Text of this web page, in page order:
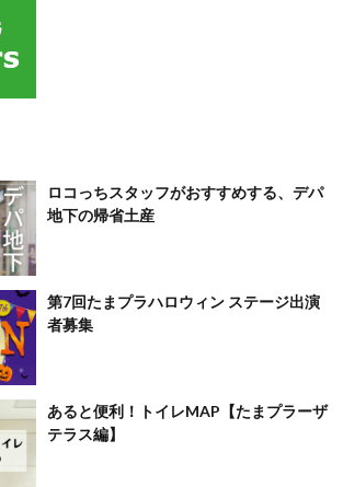
ロコっちスタッフがおすすめする、デパ
地下の帰省土産
第7回たまプラハロウィン ステージ出演
者募集
あると便利！トイレMAP【たまプラーザ
テラス編】